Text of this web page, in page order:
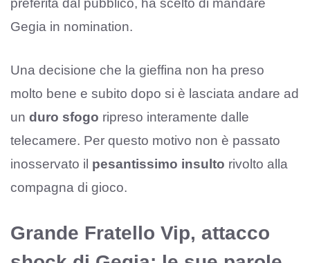
preferita dal pubblico, ha scelto di mandare
Gegia in nomination.
Una decisione che la gieffina non ha preso
molto bene e subito dopo si è lasciata andare ad
un duro sfogo ripreso interamente dalle
telecamere. Per questo motivo non è passato
inosservato il pesantissimo insulto rivolto alla
compagna di gioco.
Grande Fratello Vip, attacco